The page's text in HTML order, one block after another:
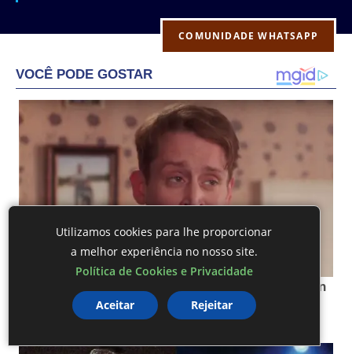
COMUNIDADE WHATSAPP
Utilizamos cookies para lhe proporcionar
a melhor experiência no nosso site.
Política de Cookies e Privacidade
Aceitar Rejeitar